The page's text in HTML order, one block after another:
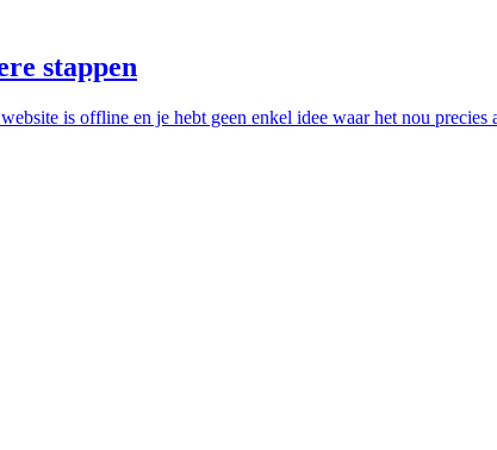
stappen
is offline en je hebt geen enkel idee waar het nou precies